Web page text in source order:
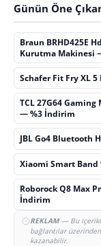
Günün Öne
Braun BRHD425E
Kurutma Makinesi
Schafer Fit Fry XL
TCL 27G64
— %3 İndirim
JBL Go4 Bluetooth
Xiaomi Smart
Roborock Q8 Max
İndirim
REKLAM— Bu
bağlantılar
kazanabilir.